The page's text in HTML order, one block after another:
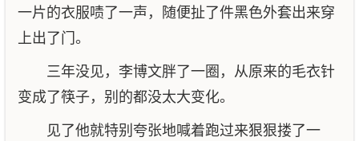
一片的衣服啧了一声，随便扯了件黑色外套出来穿
上出了门。
三年没见，李博文胖了一圈，从原来的毛衣针
变成了筷子，别的都没太大变化。
见了他就特别夸张地喊着跑过来狠狠搂了一